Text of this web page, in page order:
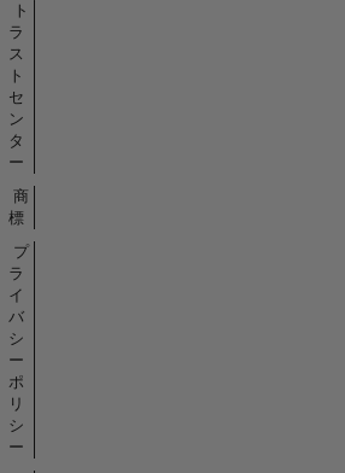
ト
ラ
ス
ト
セ
ン
タ
ー
商
標
プ
ラ
イ
バ
シ
ー
ポ
リ
シ
ー